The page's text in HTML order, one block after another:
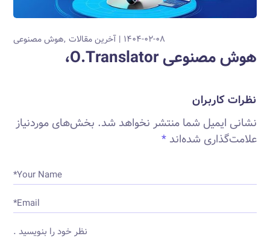
۱۴۰۴-۰۲-۰۸ آخرین مقالات هوش مصنوعی
هوش مصنوعی O.Translator،
نظرات کاربران
نشانی ایمیل شما منتشر نخواهد شد. بخش‌های موردنیاز
علامت‌گذاری شده‌اند*
Your Name*
Email*
نظر خود را بنویسید .